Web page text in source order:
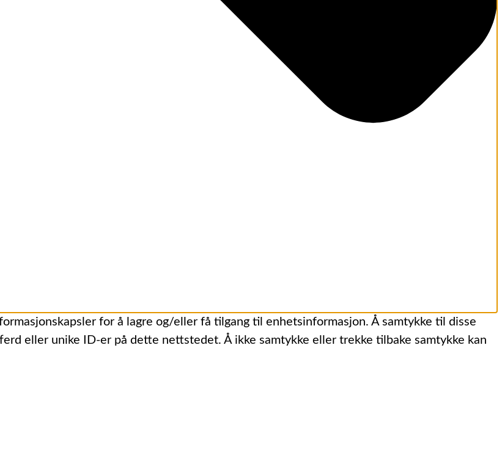
for å lagre og/eller få tilgang til enhetsinformasjon. Å samtykke til disse
eller unike ID-er på dette nettstedet. Å ikke samtykke eller trekke tilbake samtykke kan